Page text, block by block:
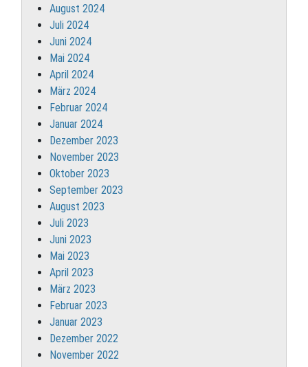
August 2024
Juli 2024
Juni 2024
Mai 2024
April 2024
März 2024
Februar 2024
Januar 2024
Dezember 2023
November 2023
Oktober 2023
September 2023
August 2023
Juli 2023
Juni 2023
Mai 2023
April 2023
März 2023
Februar 2023
Januar 2023
Dezember 2022
November 2022